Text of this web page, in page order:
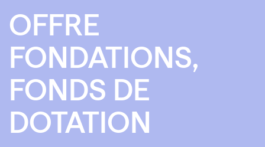
OFFRE
FONDATIONS,
FONDS DE
DOTATION